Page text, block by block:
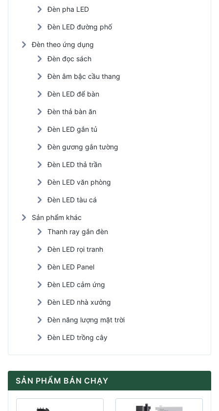
Đèn pha LED
Đèn LED đường phố
Đèn theo ứng dụng
Đèn đọc sách
Đèn âm bậc cầu thang
Đèn LED để bàn
Đèn thả bàn ăn
Đèn LED gắn tủ
Đèn gương gắn tường
Đèn LED thả trần
Đèn LED văn phòng
Đèn LED tàu cá
Sản phẩm khác
Thanh ray gắn đèn
Đèn LED rọi tranh
Đèn LED Panel
Đèn LED cảm ứng
Đèn LED nhà xưởng
Đèn năng lượng mặt trời
Đèn LED trồng cây
SẢN PHẨM BÁN CHẠY